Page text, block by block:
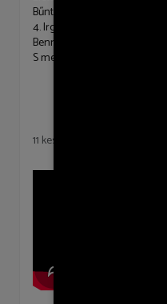
Bűntől, bajtól védj te meg!
4. Irgalommal nézz le ránk!
Benned bízunk, jó Atyánk.
S mert reményünk csak te
11 kesäkuu 2020